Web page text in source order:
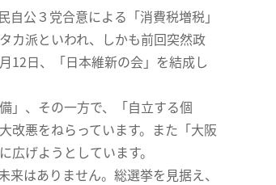
公３党合意による「消費税増税」
カ派といわれ、しかも前回突然政
12日、「日本維新の会」を結成し
」、その一方で、「自立する個
改悪をねらっています。また「大阪
げようとしています。
はありません。総選挙を見据え、